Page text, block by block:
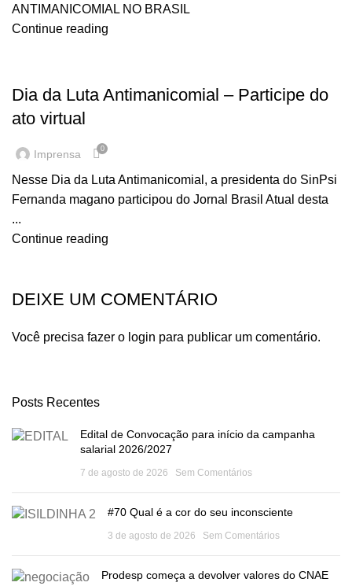
ANTIMANICOMIAL NO BRASIL
Continue reading
Dia da Luta Antimanicomial – Participe do
ato virtual
Imprensa 0
Nesse Dia da Luta Antimanicomial, a presidenta do SinPsi
Fernanda magano participou do Jornal Brasil Atual desta
...
Continue reading
DEIXE UM COMENTÁRIO
Você precisa fazer o login para publicar um comentário.
Posts Recentes
Edital de Convocação para início da campanha
salarial 2026/2027
7 de agosto de 2026 Sem Comentários
#70 Qual é a cor do seu inconsciente
3 de agosto de 2026 Sem Comentários
Prodesp começa a devolver valores do CNAE